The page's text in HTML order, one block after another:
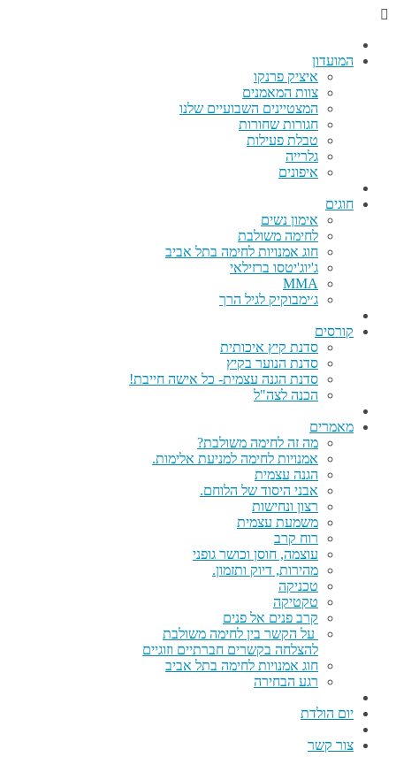
המועדון
איציק פרנקו
צוות המאמנים
המצטיינים השבועיים שלנו
חגורות שחורות
טבלת פעילות
גלרייה
איפונים
חוגים
אימון נשים
לחימה משולבת
חוג אמנויות לחימה בתל אביב
ג'יוג'יטסו ברזילאי
MMA
ג׳ימבוקיק לגיל הרך
קורסים
סדנת קיץ איכותית
סדנת הנוער בקיץ
סדנת הגנה עצמית- כל אישה חייבת!
הכנה לצה"ל
מאמרים
מה זה לחימה משולבת?
אמנויות לחימה למניעת אלימות.
הגנה עצמית
אבני היסוד של הלוחם.
רצון ונחישות
משמעת עצמית
רוח קרב
עוצמה, חוסן וכושר גופני
מהירות, דיוק ותזמון.
טכניקה
טקטיקה
קרב פנים אל פנים
על הקשר בין לחימה משולבת
להצלחה בקשרים חברתיים וזוגיים
חוג אמנויות לחימה בתל אביב
רגע הבחירה
יום הולדת
צור קשר